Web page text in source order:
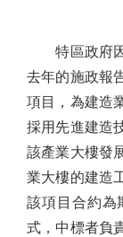
特區政府因
去年的施政報
項目，為建造
採用先進建造
該產業大樓發
業大樓的建造
該項目合約為
式，中標者負